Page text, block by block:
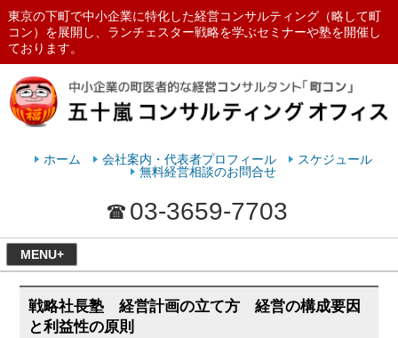
東京の下町で中小企業に特化した経営コンサルティング（略して町
コン）を展開し、ランチェスター戦略を学ぶセミナーや塾を開催し
ております。
ランチェスターの法則を学ぶなら
ホーム 会社案内・代表者プロフィール
スケジュール
無料経営相談のお問合せ
03-3659-7703
MENU+
戦略社長塾 経営計画の立て方 経営の構成要因
と利益性の原則